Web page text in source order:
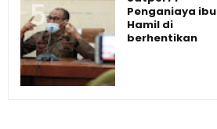
Penganiaya ibu
Hamil di
berhentikan